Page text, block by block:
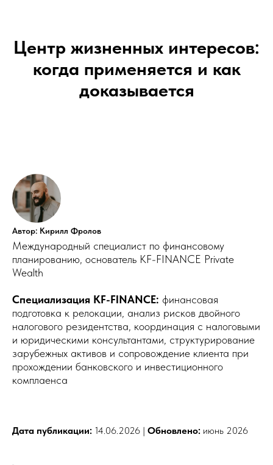
Центр жизненных интересов:
когда применяется и как
доказывается
Автор: Кирилл Фролов
Международный специалист по финансовому
планированию, основатель KF-FINANCE Private
Wealth
Специализация KF-FINANCE: финансовая
подготовка к релокации, анализ рисков двойного
налогового резидентства, координация с налоговыми
и юридическими консультантами, структурирование
зарубежных активов и сопровождение клиента при
прохождении банковского и инвестиционного
комплаенса
Дата публикации: 14.06.2026 | Обновлено: июнь 2026